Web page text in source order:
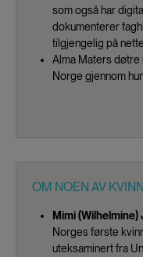
som også har
dokumenterer
tilgjengelig på
Alma Maters døtre
Norge gjennom
OM NOEN AV
Mimi (Wilhelmine)
Norges første
uteksaminert fra